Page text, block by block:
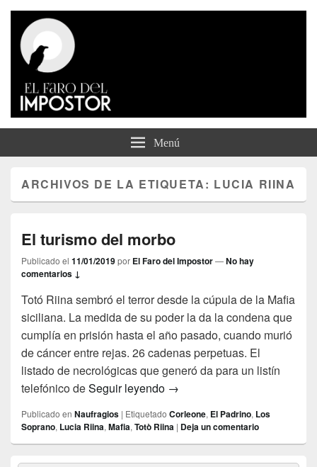
El Faro del Impostor
Menú
ARCHIVOS DE LA ETIQUETA: LUCIA RIINA
El turismo del morbo
Publicado el 11/01/2019por El Faro del Impostor—No hay
comentarios ↓
Totó Riina sembró el terror desde la cúpula de la Mafia
siciliana. La medida de su poder la da la condena que
cumplía en prisión hasta el año pasado, cuando murió
de cáncer entre rejas. 26 cadenas perpetuas. El
listado de necrológicas que generó da para un listín
telefónico deSeguir leyendo El turismo del morbo
→
Publicado en Naufragios | Etiquetado Corleone, El Padrino, Los
Soprano, Lucia Riina, Mafia, Totò Riina | Deja un comentario